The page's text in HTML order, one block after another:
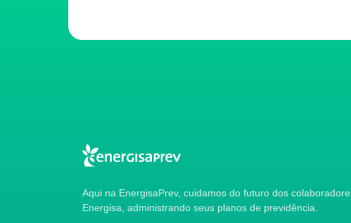
Aqui na EnergisaPrev, cuidamos do futuro dos
Energisa, administrando seus planos de previdência.